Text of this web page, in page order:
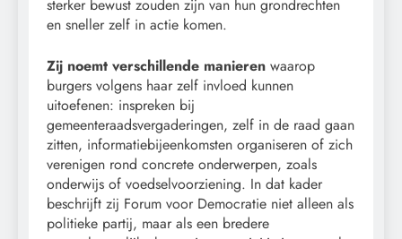
sterker bewust zouden zijn van hun grondrechten
en sneller zelf in actie komen.
Zij noemt verschillende manieren waarop
burgers volgens haar zelf invloed kunnen
uitoefenen: inspreken bij
gemeenteraadsvergaderingen, zelf in de raad gaan
zitten, informatiebijeenkomsten organiseren of zich
verenigen rond concrete onderwerpen, zoals
onderwijs of voedselvoorziening. In dat kader
beschrijft zij Forum voor Democratie niet alleen als
politieke partij, maar als een bredere